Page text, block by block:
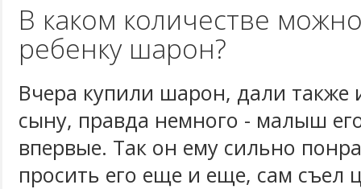
В каком количестве
ребенку шарон?
Вчера купили шарон, дали также
сыну, правда немного - малыш
впервые. Так он ему сильно
просить его еще и еще, сам съел